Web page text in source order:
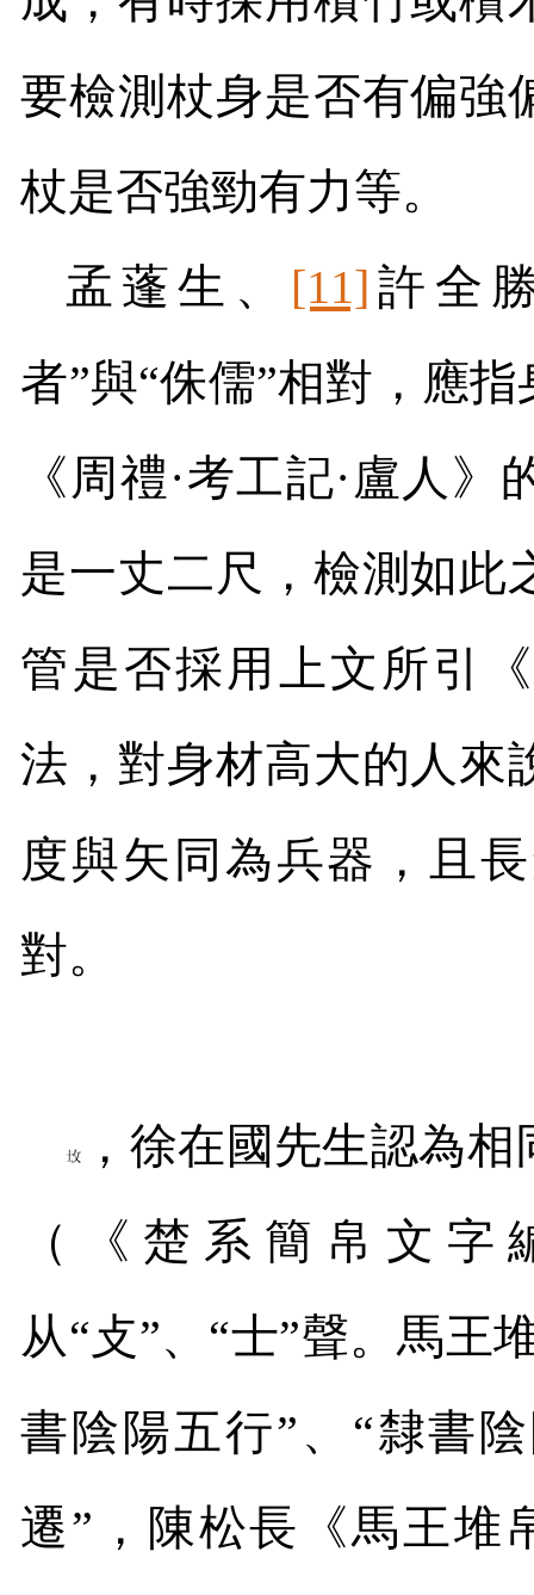
要檢測杖身是否有偏強
杖是否強勁有力等。
孟蓬生、 [11] 許全
者”與“侏儒”相對，應
《周禮·考工記·盧人
是一丈二尺，檢測如此
管是否採用上文所引
法，對身材高大的人來
度與矢同為兵器，且
對。
，徐在國先生認為
（《楚系簡帛文字
从“攴”、 “士”聲。馬王
書陰陽五行” 、 “隸書
遷” ，陳松長《馬王